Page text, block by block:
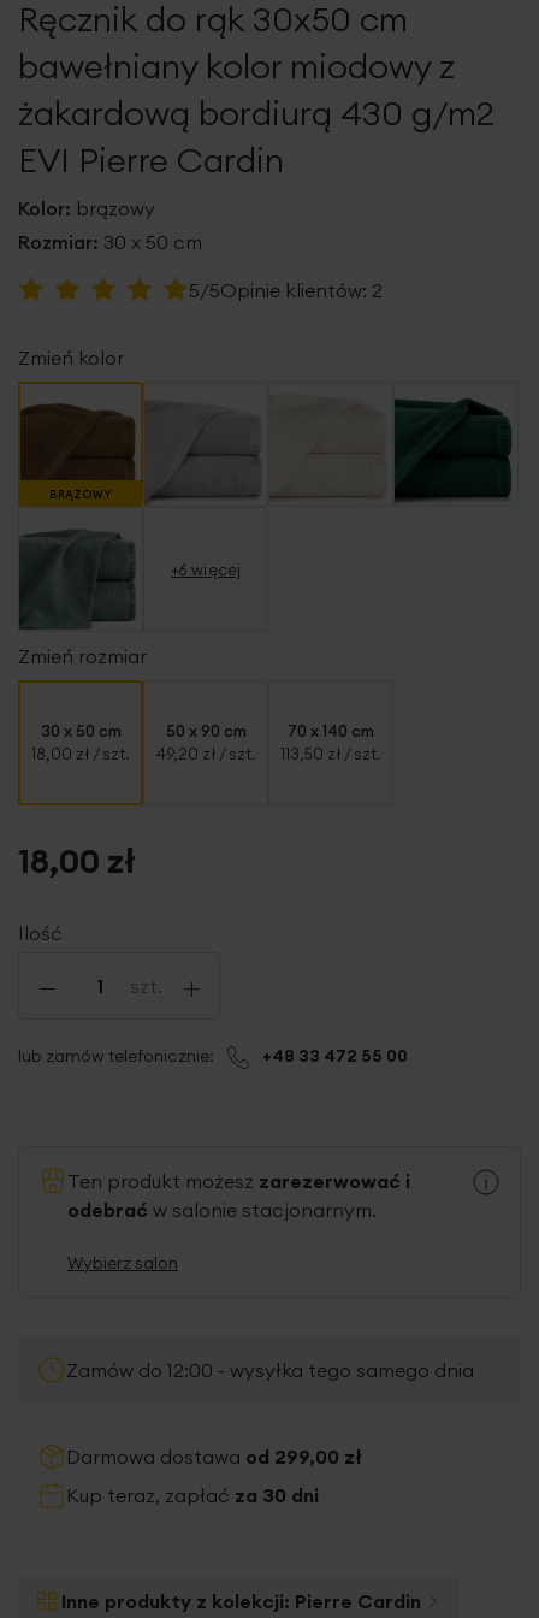
galeriiRęcznik do rąk 30x50 cm
bawełniany kolor miodowy z
żakardową bordiurą 430 g/m2
EVI Pierre Cardin
Kolor: brązowy
Rozmiar: 30 x 50 cm
Ocena:
5/5Opinie klientów: 2
Zmień kolor
BRĄZOWY
+6 więcej
Zmień rozmiar
30 x 50 cm
18,00 zł / szt.
50 x 90 cm
49,20 zł / szt.
70 x 140 cm
113,50 zł / szt.
Ilość
- szt. +
18,00 zł
lub zamów telefonicznie: +48 33 472 55 00
Ten produkt możesz zarezerwować i
odebrać w salonie stacjonarnym.
Wybierz salon
Zamów do 12:00 - wysyłka tego samego dnia
Darmowa dostawa od 299,00 zł
Kup teraz, zapłać za 30 dni
Inne produkty z kolekcji: Pierre Cardin